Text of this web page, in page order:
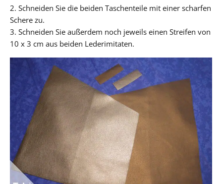
2. Schneiden Sie die beiden Taschenteile mit einer scharfen
Schere zu.
3. Schneiden Sie außerdem noch jeweils einen Streifen von
10 x 3 cm aus beiden Lederimitaten.